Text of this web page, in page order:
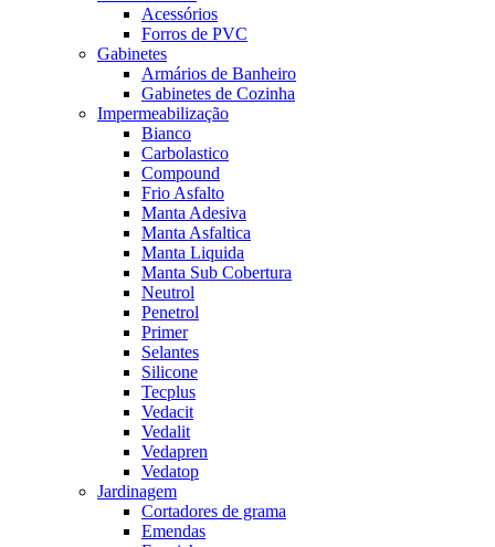
Acessórios
Forros de PVC
Gabinetes
Armários de Banheiro
Gabinetes de Cozinha
Impermeabilização
Bianco
Carbolastico
Compound
Frio Asfalto
Manta Adesiva
Manta Asfaltica
Manta Liquida
Manta Sub Cobertura
Neutrol
Penetrol
Primer
Selantes
Silicone
Tecplus
Vedacit
Vedalit
Vedapren
Vedatop
Jardinagem
Cortadores de grama
Emendas